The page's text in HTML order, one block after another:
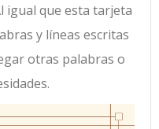
igual que esta tarjeta
y líneas escritas
otras palabras o